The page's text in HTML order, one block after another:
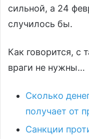
сильной, а 24
случилось бы.
Как говорится, с
враги не нужны…
Сколько
получает от
Санкции